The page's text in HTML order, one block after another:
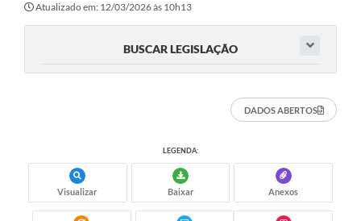
Atualizado em: 12/03/2026 às 10h13
BUSCAR LEGISLAÇÃO
DADOS ABERTOS
LEGENDA:
Visualizar Baixar Anexos